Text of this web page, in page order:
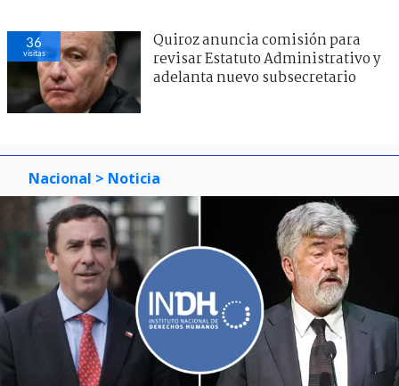
36
visitas
Quiroz anuncia comisión para
revisar Estatuto Administrativo y
adelanta nuevo subsecretario
Nacional > Noticia